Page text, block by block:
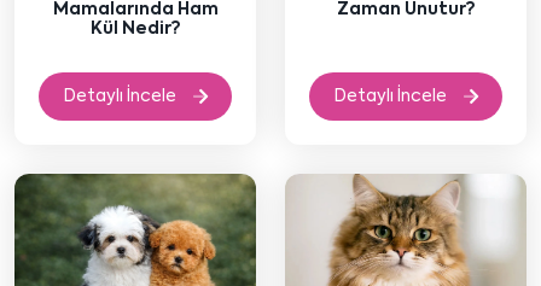
Mamalarında Ham
Kül Nedir?
Detaylı İncele
Zaman Unutur?
Detaylı İncele